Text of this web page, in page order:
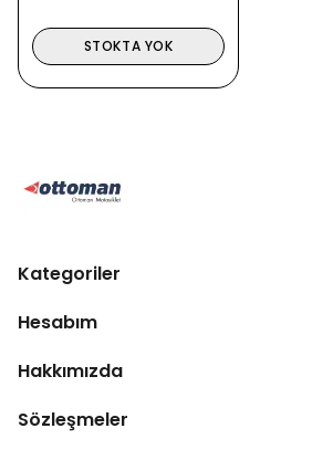
STOKTA YOK
Kategoriler
Hesabım
Hakkımızda
Sözleşmeler